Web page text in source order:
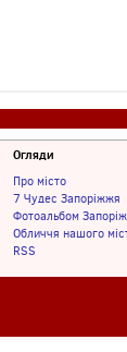
Огляди
Про місто
7 Чудес Запоріжжя
Фотоальбом
Обличчя нашого
RSS